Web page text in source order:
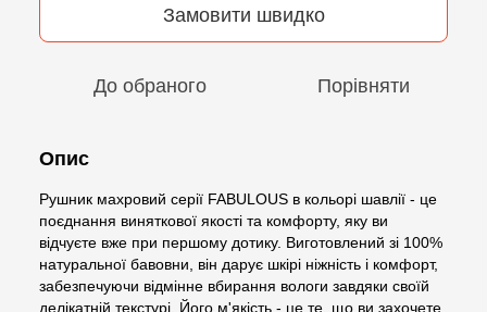
Замовити швидко
До обраного Порівняти
Опис
Рушник махровий серії FABULOUS в кольорі шавлії - це
поєднання виняткової якості та комфорту, яку ви
відчуєте вже при першому дотику. Виготовлений зі 100%
натуральної бавовни, він дарує шкірі ніжність і комфорт,
забезпечуючи відмінне вбирання вологи завдяки своїй
делікатній текстурі. Його м'якість - це те, що ви захочете